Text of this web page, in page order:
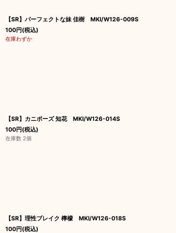
【SR】パーフェクトな妹 佳樹 MKI/W126-009S
100円(税込)
在庫わずか
【SR】カニポーズ 知花 MKI/W126-014S
100円(税込)
在庫数 2個
【SR】理性ブレイク 檸檬 MKI/W126-018S
100円(税込)